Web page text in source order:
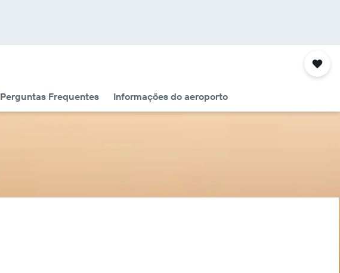
Perguntas Frequentes Informações do aeroporto